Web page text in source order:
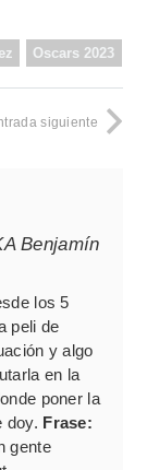
Oscars 2023
siguiente
Benjamín
los 5
peli de
y algo
en la
poner la
doy. Frase:
gente